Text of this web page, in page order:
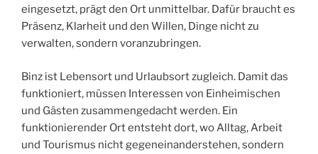
eingesetzt, prägt den Ort unmittelbar. Dafür braucht es
Präsenz, Klarheit und den Willen, Dinge nicht zu
verwalten, sondern voranzubringen.
Binz ist Lebensort und Urlaubsort zugleich. Damit das
funktioniert, müssen Interessen von Einheimischen
und Gästen zusammengedacht werden. Ein
funktionierender Ort entsteht dort, wo Alltag, Arbeit
und Tourismus nicht gegeneinanderstehen, sondern